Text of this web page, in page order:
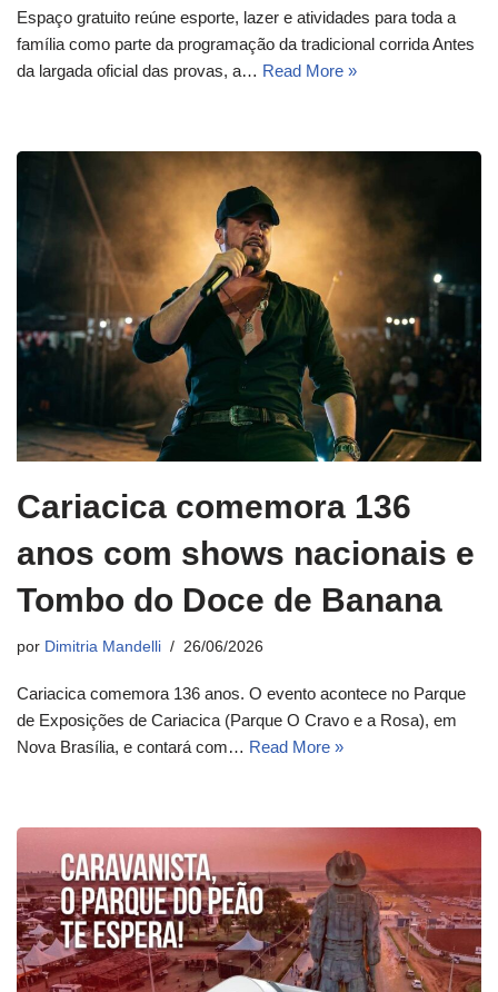
Espaço gratuito reúne esporte, lazer e atividades para toda a
família como parte da programação da tradicional corrida Antes
da largada oficial das provas, a… Read More »
Cariacica comemora 136
anos com shows nacionais e
Tombo do Doce de Banana
por Dimitria Mandelli 26/06/2026
Cariacica comemora 136 anos. O evento acontece no Parque
de Exposições de Cariacica (Parque O Cravo e a Rosa), em
Nova Brasília, e contará com… Read More »